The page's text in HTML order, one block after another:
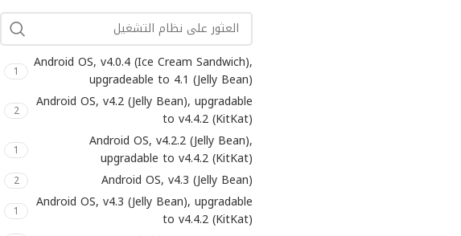
اتش تي سي 217
اسوس 102
الثريا
الكاتل 322
ام دبليو جي 5
امازون 11
اموي 47
انكيو
Android OS, v4.0.4 (Ice Cream Sandwich),
upgradeable to 4.1 (Jelly Bean)
1
Android OS, v4.2 (Jelly Bean), upgradable
to v4.4.2 (KitKat)
2
Android OS, v4.2.2 (Jelly Bean),
upgradable to v4.4.2 (KitKat)
1
Android OS, v4.3 (Jelly Bean)
2
Android OS, v4.3 (Jelly Bean), upgradable
to v4.4.2 (KitKat)
1